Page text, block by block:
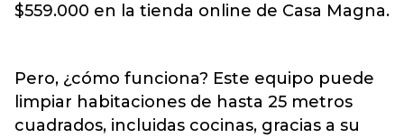
$559.000 en la tienda online de Casa Magna.
Pero, ¿cómo funciona? Este equipo puede
limpiar habitaciones de hasta 25 metros
cuadrados, incluidas cocinas, gracias a su